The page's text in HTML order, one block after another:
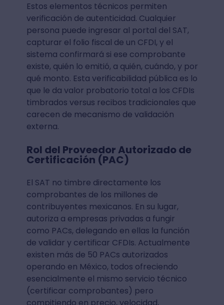
Estos elementos técnicos permiten
verificación de autenticidad. Cualquier
persona puede ingresar al portal del SAT,
capturar el folio fiscal de un CFDI, y el
sistema confirmará si ese comprobante
existe, quién lo emitió, a quién, cuándo, y por
qué monto. Esta verificabilidad pública es lo
que le da valor probatorio total a los CFDIs
timbrados versus recibos tradicionales que
carecen de mecanismo de validación
externa.
Rol del Proveedor Autorizado de
Certificación (PAC)
El SAT no timbre directamente los
comprobantes de los millones de
contribuyentes mexicanos. En su lugar,
autoriza a empresas privadas a fungir
como PACs, delegando en ellas la función
de validar y certificar CFDIs. Actualmente
existen más de 50 PACs autorizados
operando en México, todos ofreciendo
esencialmente el mismo servicio técnico
(certificar comprobantes) pero